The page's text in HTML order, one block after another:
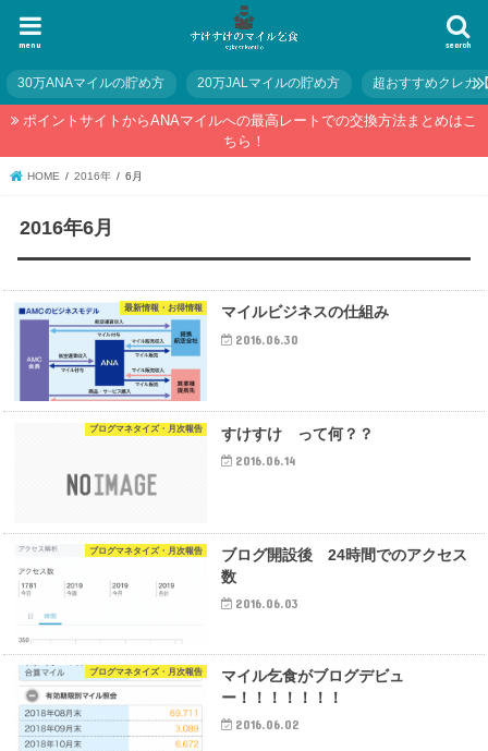
search
menu
30万ANAマイルの貯め方 20万JALマイルの貯め方 超おすすめクレカ
ポイントサイトからANAマイルへの最高レートでの交換方法まとめはこ
ちら！
HOME 2016年 6月
2016年6月
最新情報・お得情報 マイルビジネスの仕組み
2016.06.30
ブログマネタイズ・月次報告 すけすけ って何？？
2016.06.14
ブログマネタイズ・月次報告
ブログ開設後 24時間でのアクセス
数
2016.06.03
ブログマネタイズ・月次報告
マイル乞食がブログデビュ
ー！！！！！！！
2016.06.02